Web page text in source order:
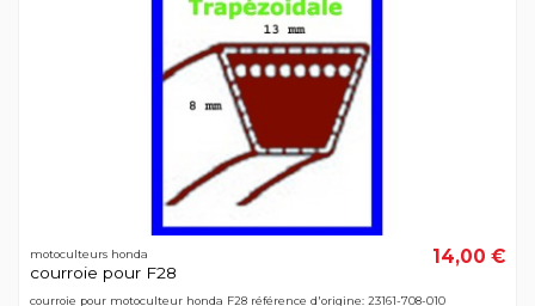
motoculteurs honda
courroie pour F28
14,00 €
courroie pour motoculteur honda F28 référence d'origine: 23161-708-010